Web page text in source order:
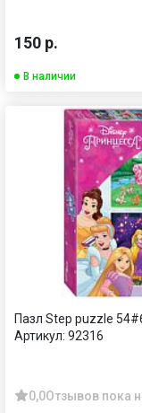
150 р.
В наличии
Пазл Step puzzle
Артикул: 92316
0,0Отзывов пока